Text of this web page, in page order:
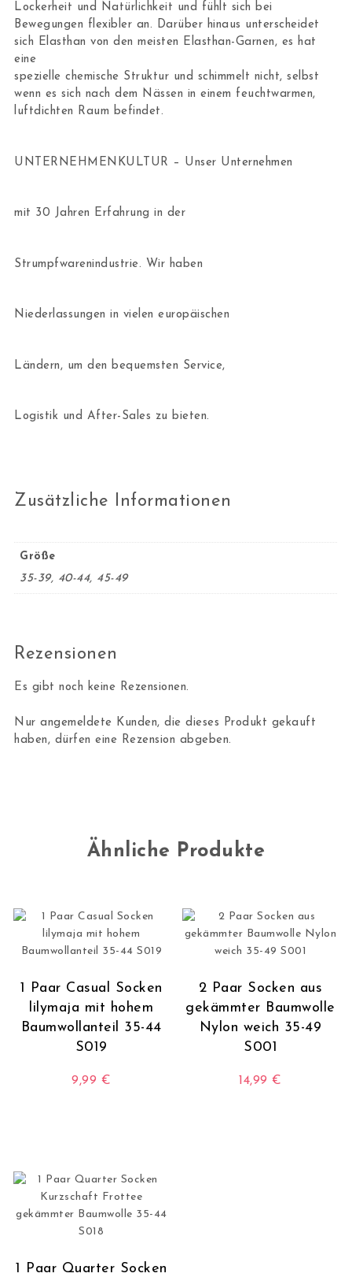
Lockerheit und Natürlichkeit und fühlt sich bei
Bewegungen flexibler an. Darüber hinaus unterscheidet
sich Elasthan von den meisten Elasthan-Garnen, es hat
eine
spezielle chemische Struktur und schimmelt nicht, selbst
wenn es sich nach dem Nässen in einem feuchtwarmen,
luftdichten Raum befindet.
UNTERNEHMENKULTUR – Unser Unternehmen
mit 30 Jahren Erfahrung in der
Strumpfwarenindustrie. Wir haben
Niederlassungen in vielen europäischen
Ländern, um den bequemsten Service,
Logistik und After-Sales zu bieten.
Zusätzliche Informationen
Größe
35-39, 40-44, 45-49
Rezensionen
Es gibt noch keine Rezensionen.
Nur angemeldete Kunden, die dieses Produkt gekauft
haben, dürfen eine Rezension abgeben.
Ähnliche Produkte
1 Paar Casual Socken
lilymaja mit hohem
Baumwollanteil 35-44
S019
9,99 €
2 Paar Socken aus
gekämmter Baumwolle
Nylon weich 35-49
S001
14,99€
1 Paar Quarter Socken